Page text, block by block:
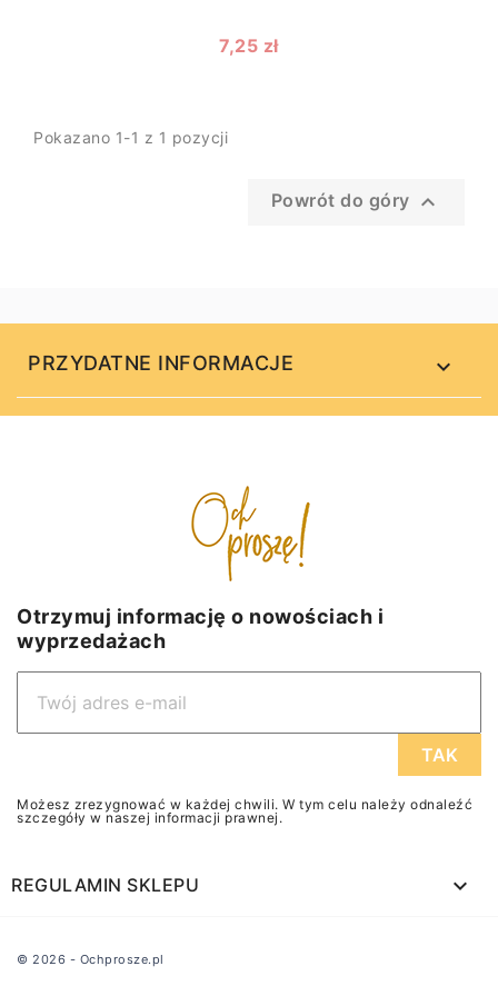
7,25 zł
Pokazano 1-1 z 1 pozycji
Powrót do góry 
PRZYDATNE INFORMACJE 
Otrzymuj informację o nowościach i
wyprzedażach
Możesz zrezygnować w każdej chwili. W tym celu należy odnaleźć
szczegóły w naszej informacji prawnej.
REGULAMIN SKLEPU 
© 2026 - Ochprosze.pl